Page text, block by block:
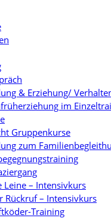
& Erziehung/
im
Gruppenkurse
zum
Leine – Intensivkurs
Rückruf – Intensivkurs
Training